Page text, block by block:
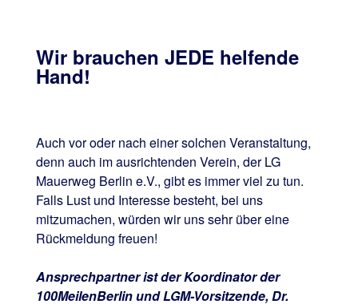
Wir brauchen JEDE helfende
Hand!
Auch vor oder nach einer solchen Veranstaltung,
denn auch im ausrichtenden Verein, der LG
Mauerweg Berlin e.V., gibt es immer viel zu tun.
Falls Lust und Interesse besteht, bei uns
mitzumachen, würden wir uns sehr über eine
Rückmeldung freuen!
Ansprechpartner ist der Koordinator der
100MeilenBerlin und LGM-Vorsitzende, Dr.